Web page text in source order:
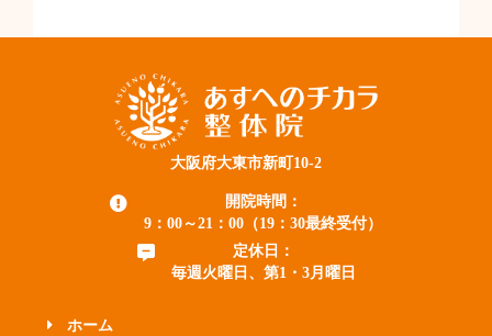
大阪府大東市新町10-2
開院時間：
9：00～21：00（19：30最終受付）
定休日：
毎週火曜日、第1・3月曜日
ホーム